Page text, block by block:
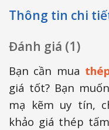
Thông tin chi
Đánh giá (1)
Bạn cần mua
giá tốt? Bạn
mạ kẽm uy tín,
khảo giá thép